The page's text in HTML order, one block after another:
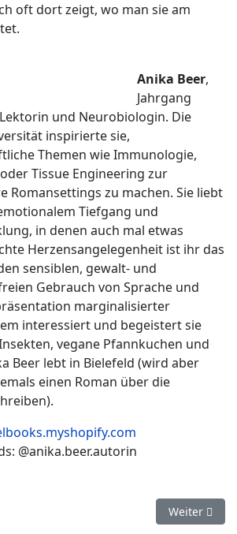
oft dort zeigt, wo man sie am
Anika Beer,
Jahrgang
und Neurobiologin. Die
inspirierte sie,
Themen wie Immunologie,
Tissue Engineering zur
Romansettings zu machen. Sie liebt
Tiefgang und
in denen auch mal etwas
Herzensangelegenheit ist ihr das
sensiblen, gewalt- und
Gebrauch von Sprache und
marginalisierter
interessiert und begeistert sie
vegane Pfannkuchen und
Beer lebt in Bielefeld (wird aber
einen Roman über die
@anika.beer.autorin
Dominium Terrae - der Fluch derNächster
Weiter